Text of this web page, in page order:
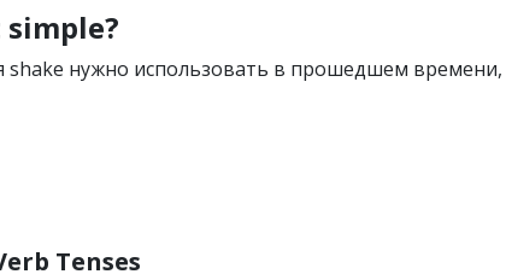
shake нужно использовать в прошедшем времени,
Tenses